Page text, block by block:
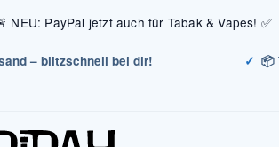
PayPal jetzt auch für Tabak & Vapes! ✅
– blitzschnell bei dir! 📦